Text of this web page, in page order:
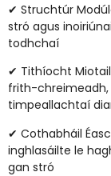
✔ Struchtúr
stró agus
todhchaí
✔ Tithíocht
frith-
timpeallachtaí
✔ Cothabháil
inghlasáilte le
gan stró